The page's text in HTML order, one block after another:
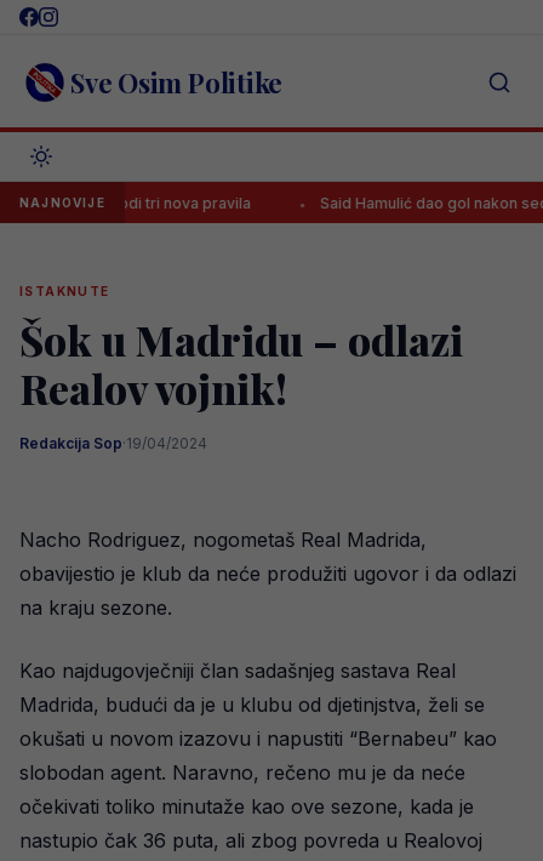
Skip
content Sve Osim Politike
NAJNOVIJE
uvodi tri nova pravila Said Hamulić dao gol nakon sedam
ISTAKNUTE
Šok u Madridu – odlazi
Realov vojnik!
Redakcija Sop·19/04/2024
Nacho Rodriguez, nogometaš Real Madrida,
obavijestio je klub da neće produžiti ugovor i da odlazi
na kraju sezone.
Kao najdugovječniji član sadašnjeg sastava Real
Madrida, budući da je u klubu od djetinjstva, želi se
okušati u novom izazovu i napustiti “Bernabeu” kao
slobodan agent. Naravno, rečeno mu je da neće
očekivati toliko minutaže kao ove sezone, kada je
nastupio čak 36 puta, ali zbog povreda u Realovoj